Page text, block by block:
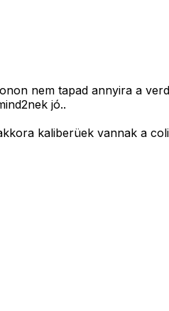
nem tapad annyira a
jó..
kaliberüek vannak a